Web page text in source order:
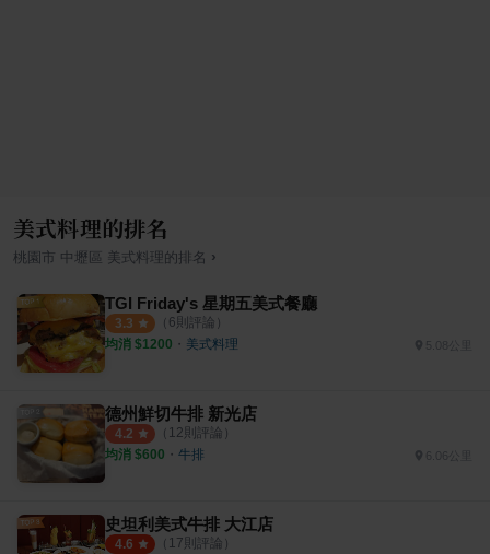
美式料理的排名
桃園市 中壢區 美式料理的排名 ›
TGI Friday's 星期五美式餐廳
3.3 （ 6則評論）
均消 $1200 ・ 美式料理 5.08公里
德州鮮切牛排 新光店
4.2 （ 12則評論）
均消 $600 ・ 牛排
史坦利美式牛排 大江店
4.6 （ 17則評論）